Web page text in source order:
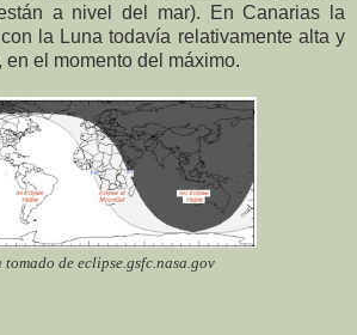
a nivel del mar). En Canarias la
la Luna todavía relativamente alta y
el momento del máximo.
tomado de eclipse.gsfc.nasa.gov